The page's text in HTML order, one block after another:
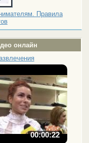
Правила
онлайн
00:00:22